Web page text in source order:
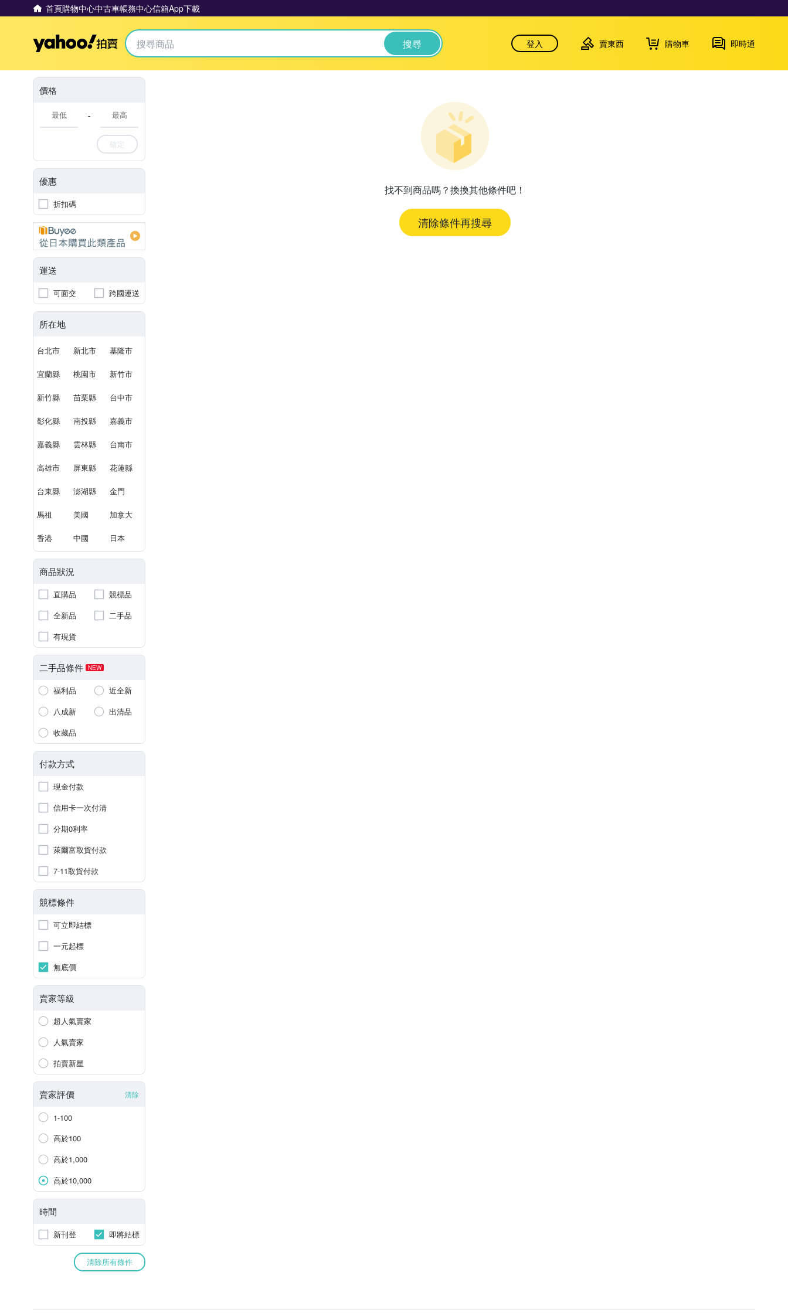
首頁購物中心中古車帳務中心信箱App下載
Yahoo拍賣 搜尋 登入 賣東西 購物車 即時通
價格
-
確定
優惠
折扣碼
運送
可面交 跨國運送
所在地
台北市 新北市 基隆市
宜蘭縣 桃園市 新竹市
新竹縣 苗栗縣 台中市
彰化縣 南投縣 嘉義市
嘉義縣 雲林縣 台南市
高雄市 屏東縣 花蓮縣
台東縣 澎湖縣 金門
馬祖 美國 加拿大
香港 中國 日本
商品狀況
直購品
競標品
全新品
二手品
有現貨
二手品條件 NEW
福利品
近全新
八成新
出清品
收藏品
付款方式
現金付款
信用卡一次付清
分期0利率
萊爾富取貨付款
7-11取貨付款
競標條件
可立即結標
一元起標
無底價
賣家等級
超人氣賣家
人氣賣家
拍賣新星
賣家評價 清除
1-100
高於100
高於1,000
高於10,000
時間
新刊登 即將結標
清除所有條件
找不到商品嗎？換換其他條件吧！
清除條件再搜尋